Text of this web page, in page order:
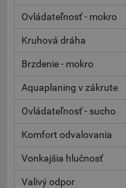
Ovládateľnosť - mokro
Kruhová dráha
Brzdenie - mokro
Aquaplaning v zákrute
Ovládateľnosť - sucho
Komfort odvalovania
Vonkajšia hlučnosť
Valivý odpor